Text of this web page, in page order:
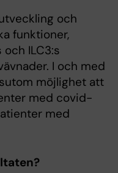
och
funktioner,
ILC3:s
I och med
möjlighet att
med covid-
med